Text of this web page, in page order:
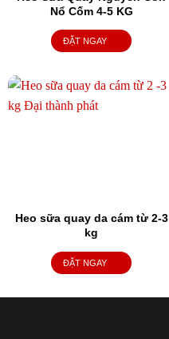
Nổ Cốm 4-5 KG
ĐẶT NGAY
Heo sữa quay da cám từ 2-3
kg
ĐẶT NGAY